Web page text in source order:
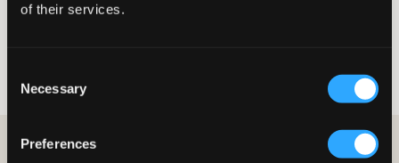
of their services.
Selection
Necessary
Preferences
BLI MEDLEM OG FÅ 10 % RABATT PÅ DITT KJØP!